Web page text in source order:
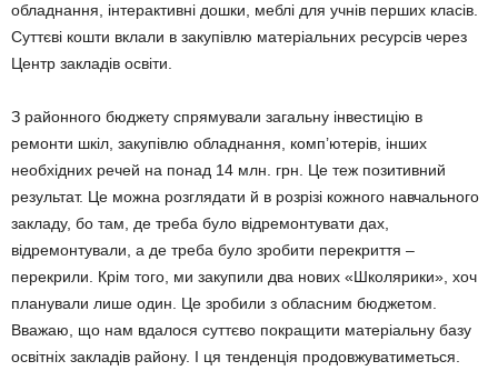
обладнання, інтерактивні дошки, меблі для учнів перших класів.
Суттєві кошти вклали в закупівлю матеріальних ресурсів через
Центр закладів освіти.
З районного бюджету спрямували загальну інвестицію в
ремонти шкіл, закупівлю облад­нання, комп’ютерів, інших
необхідних речей на понад 14 млн. грн. Це теж позитивний
резу­льтат. Це можна розглядати й в розрізі кожного навчального
закладу, бо там, де треба було відремонтувати дах,
відремонтували, а де треба було зробити перекриття –
перекрили. Крім того, ми закупили два нових «Школярики», хоч
планували лише один. Це зробили з облас­ним бюджетом.
Вважаю, що нам вдалося суттєво покращити матеріальну базу
освітніх закладів району. І ця тенденція продовжува­тиметься.